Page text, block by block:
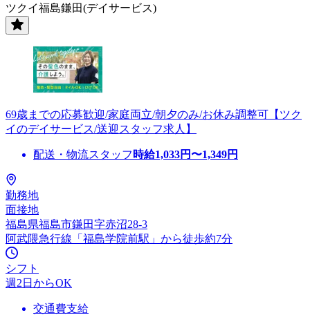
ツクイ福島鎌田(デイサービス)
69歳までの応募歓迎/家庭両立/朝夕のみ/お休み調整可【ツク
イのデイサービス/送迎スタッフ求人】
配送・物流スタッフ 時給1,033円〜1,349円
勤務地
面接地
福島県福島市鎌田字赤沼28-3
阿武隈急行線「福島学院前駅」から徒歩約7分
シフト
週2日からOK
交通費支給